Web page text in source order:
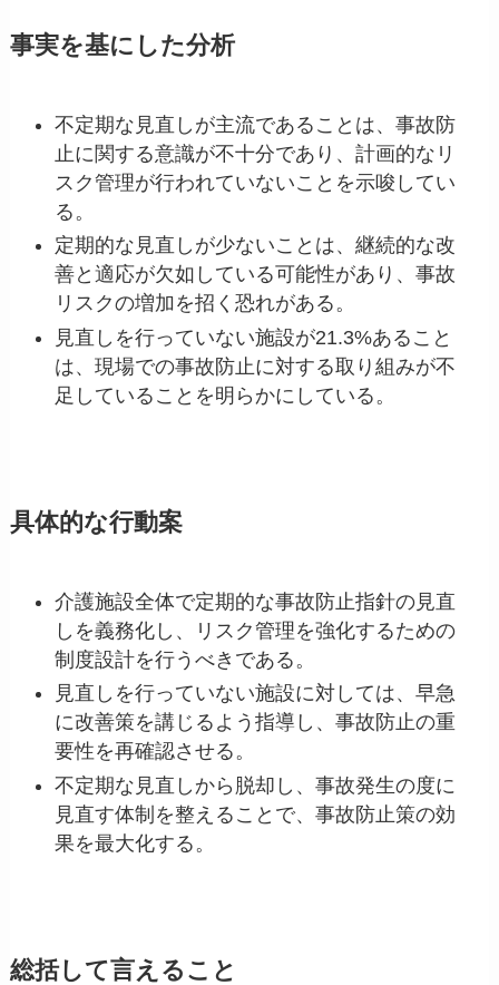
事実を基にした分析
不定期な見直しが主流であることは、事故防
止に関する意識が不十分であり、計画的なリ
スク管理が行われていないことを示唆してい
る。
定期的な見直しが少ないことは、継続的な改
善と適応が欠如している可能性があり、事故
リスクの増加を招く恐れがある。
見直しを行っていない施設が21.3%あること
は、現場での事故防止に対する取り組みが不
足していることを明らかにしている。
具体的な行動案
介護施設全体で定期的な事故防止指針の見直
しを義務化し、リスク管理を強化するための
制度設計を行うべきである。
見直しを行っていない施設に対しては、早急
に改善策を講じるよう指導し、事故防止の重
要性を再確認させる。
不定期な見直しから脱却し、事故発生の度に
見直す体制を整えることで、事故防止策の効
果を最大化する。
総括して言えること